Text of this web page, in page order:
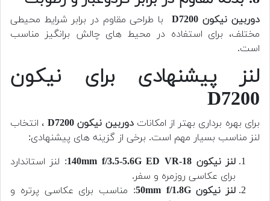
دوربین نیکون D7200
با طراحی مقاوم در برابر شرایط محیطی
مختلف، برای استفاده در محیط های چالش برانگیز مناسب
است.
لنز پیشنهادی برای نیکون
D7200
برای بهره برداری بهتر از امکاناتدوربین نیکون D7200
، انتخاب
لنز مناسب بسیار مهم است. برخی از گزینه های پیشنهادی:
لنز نیکون 18-140mm f/3.5-5.6G ED VR
: لنز استاندارد
برای عکاسی روزمره و سفر.
لنز نیکون 50mm f/1.8G
: مناسب برای عکاسی پرتره و